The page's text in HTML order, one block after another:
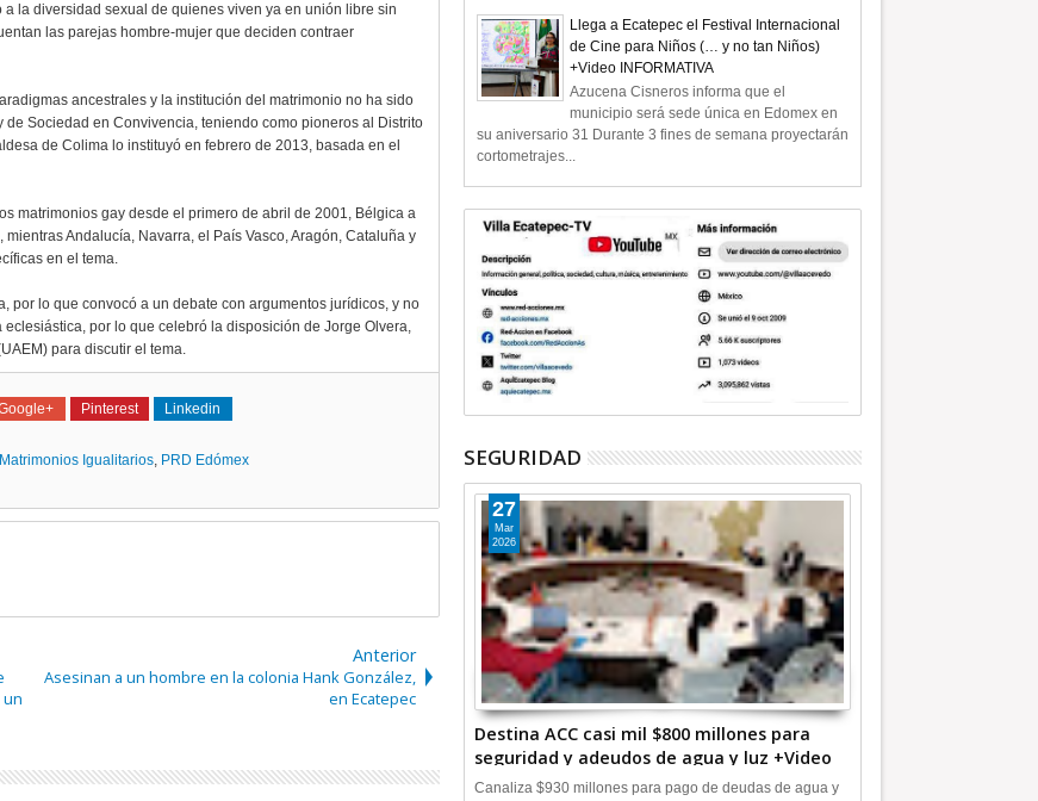
la diversidad sexual de quienes viven ya en unión libre sin
las parejas hombre-mujer que deciden contraer
ancestrales y la institución del matrimonio no ha sido
Sociedad en Convivencia, teniendo como pioneros al Distrito
de Colima lo instituyó en febrero de 2013, basada en el
matrimonios gay desde el primero de abril de 2001, Bélgica a
Andalucía, Navarra, el País Vasco, Aragón, Cataluña y
en el tema.
por lo que convocó a un debate con argumentos jurídicos, y no
por lo que celebró la disposición de Jorge Olvera,
para discutir el tema.
Pinterest Linkedin
Matrimonios Igualitarios, PRD Edómex
un
Anterior
Asesinan a un hombre en la colonia Hank González,
en Ecatepec
Llega a Ecatepec el Festival Internacional
de Cine para Niños (… y no tan Niños)
+Video INFORMATIVA
Azucena Cisneros informa que el
municipio será sede única en Edomex en
su aniversario 31 Durante 3 fines de semana proyectarán
cortometrajes...
SEGURIDAD
Destina ACC casi mil $800 millones para
seguridad y adeudos de agua y luz +Video
27
Mar
2026
Canaliza $930 millones para pago de deudas de agua y